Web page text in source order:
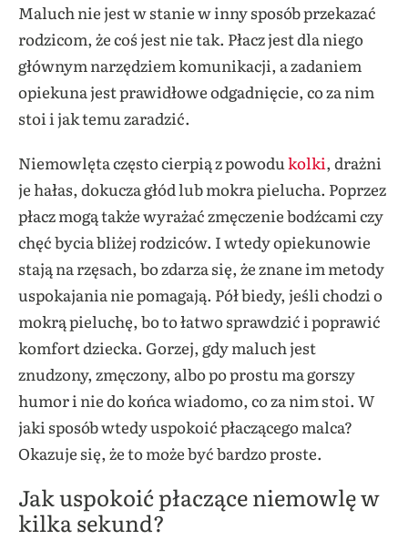
Maluch nie jest w stanie w inny sposób przekazać
rodzicom, że coś jest nie tak. Płacz jest dla niego
głównym narzędziem komunikacji, a zadaniem
opiekuna jest prawidłowe odgadnięcie, co za nim
stoi i jak temu zaradzić.
Niemowlęta często cierpią z powodukolki, drażni
je hałas, dokucza głód lub mokra pielucha. Poprzez
płacz mogą także wyrażać zmęczenie bodźcami czy
chęć bycia bliżej rodziców. I wtedy opiekunowie
stają na rzęsach, bo zdarza się, że znane im metody
uspokajania nie pomagają. Pół biedy, jeśli chodzi o
mokrą pieluchę, bo to łatwo sprawdzić i poprawić
komfort dziecka. Gorzej, gdy maluch jest
znudzony, zmęczony, albo po prostu ma gorszy
humor i nie do końca wiadomo, co za nim stoi. W
jaki sposób wtedy uspokoić płaczącego malca?
Okazuje się, że to może być bardzo proste.
Jak uspokoić płaczące niemowlę w
kilka sekund?